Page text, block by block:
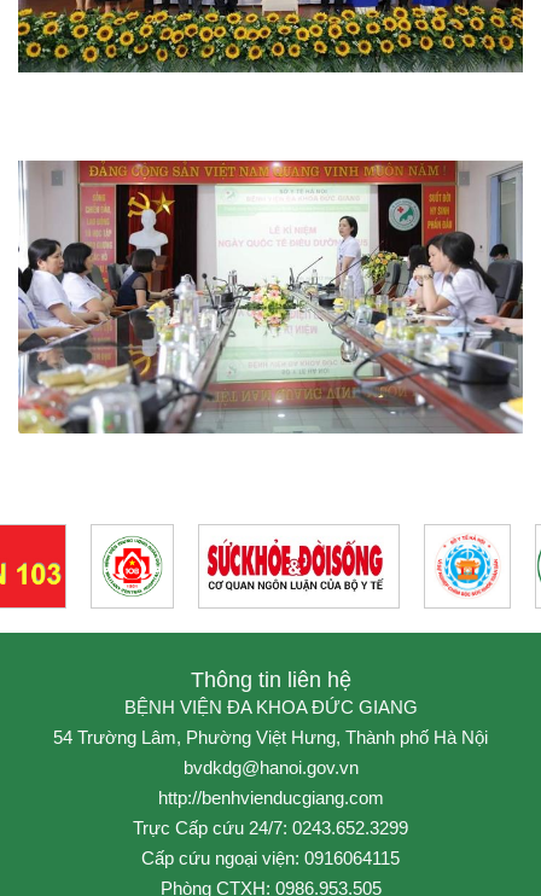
Thông tin liên hệ
BỆNH VIỆN ĐA KHOA ĐỨC GIANG
54 Trường Lâm, Phường Việt Hưng, Thành phố Hà Nội
bvdkdg@hanoi.gov.vn
http://benhvienducgiang.com
Trực Cấp cứu 24/7: 0243.652.3299
Cấp cứu ngoại viện: 0916064115
Phòng CTXH: 0986.953.505